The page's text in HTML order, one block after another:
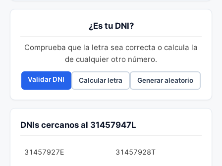
¿Es tu DNI?
Comprueba que la letra sea correcta o calcula la
de cualquier otro número.
Validar DNI Calcular letra Generar aleatorio
DNIs cercanos al 31457947L
31457927E 31457928T